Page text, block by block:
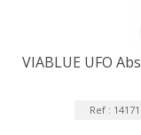
VIABLUE UFO
Ref : 14171